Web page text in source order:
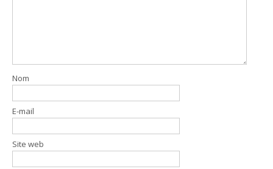
Nom
E-mail
Site web